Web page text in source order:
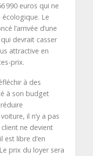
990 euros qui ne
Le
l’arrivée d’une
devrait casser
attractive en
prix.
à des
à son budget
il n’y a pas
ne devient
est libre d’en
prix du loyer sera